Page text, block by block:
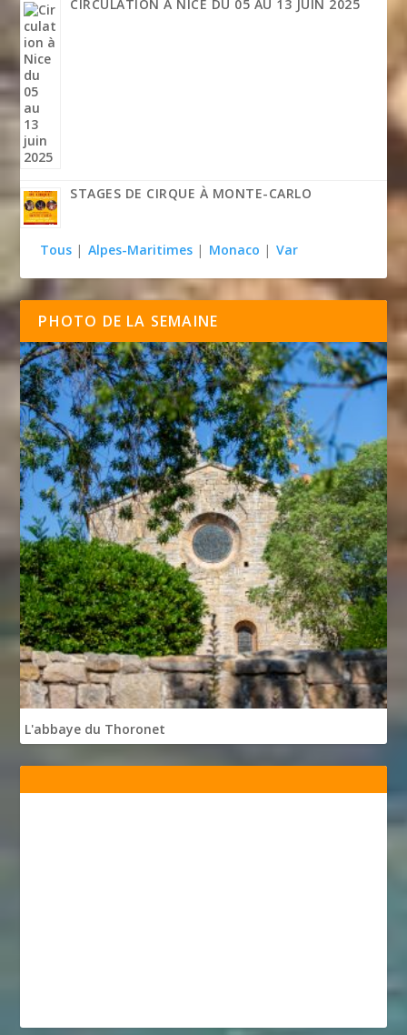
CIRCULATION À NICE DU 05 AU 13 JUIN 2025
STAGES DE CIRQUE À MONTE-CARLO
Tous | Alpes-Maritimes | Monaco | Var
PHOTO DE LA SEMAINE
L'abbaye du Thoronet